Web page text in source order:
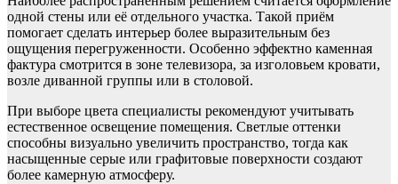
одной стены или её отдельного участка. Такой приём
помогает сделать интерьер более выразительным без
ощущения перегруженности. Особенно эффектно каменная
фактура смотрится в зоне телевизора, за изголовьем кровати,
возле диванной группы или в столовой.
При выборе цвета специалисты рекомендуют учитывать
естественное освещение помещения. Светлые оттенки
способны визуально увеличить пространство, тогда как
насыщенные серые или графитовые поверхности создают
более камерную атмосферу.